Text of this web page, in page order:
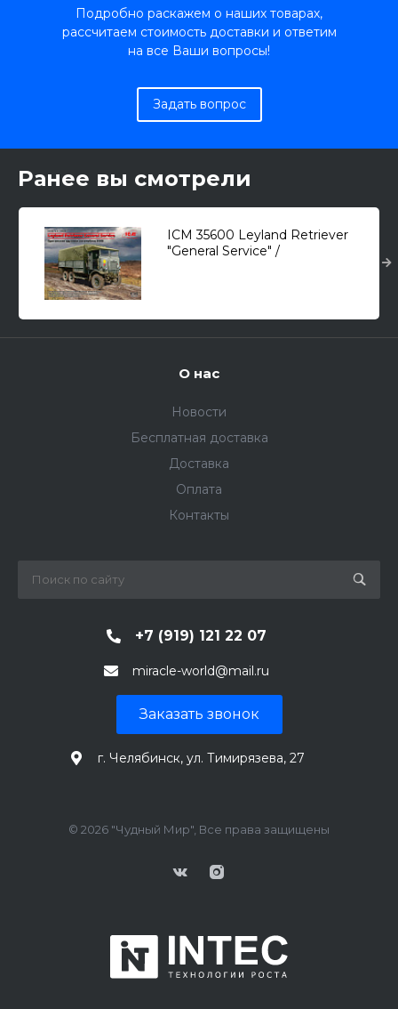
Подробно раскажем о наших товарах,
рассчитаем стоимость доставки и ответим
на все Ваши вопросы!
Задать вопрос
Ранее вы смотрели
ICM 35600 Leyland Retriever
"General Service" /
О нас
Новости
Бесплатная доставка
Доставка
Оплата
Контакты
+7 (919) 121 22 07
miracle-world@mail.ru
Заказать звонок
г. Челябинск, ул. Тимирязева, 27
© 2026 "Чудный Мир", Все права защищены